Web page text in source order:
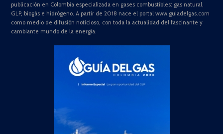
publicación en Colombia especializada en gases combustibles: gas natural,
GLP, biogás e hidrógeno. A partir de 2018 nace el portal www.guiadelgas.com
como medio de difusión noticioso, con toda la actualidad del fascinante y
cambiante mundo de la energía.